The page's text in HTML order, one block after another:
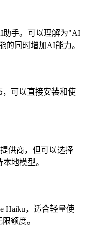
助手。可以理解为"AI
的同时增加AI能力。
，可以直接安装和使
供商，但可以选择
地模型。
Haiku，适合轻量使
额度。